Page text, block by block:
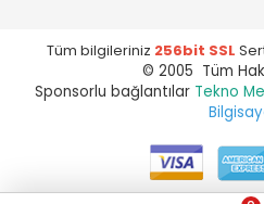
Tüm bilgileriniz 256bit SSL
© 2005 Tüm
Sponsorlu bağlantılar Tekno